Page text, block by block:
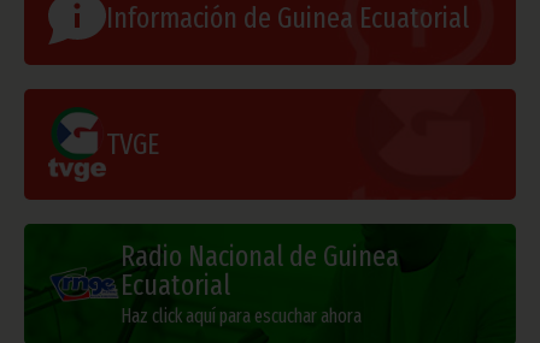
Información de Guinea Ecuatorial
TVGE
Radio Nacional de Guinea
Ecuatorial
Haz click aquí para escuchar ahora